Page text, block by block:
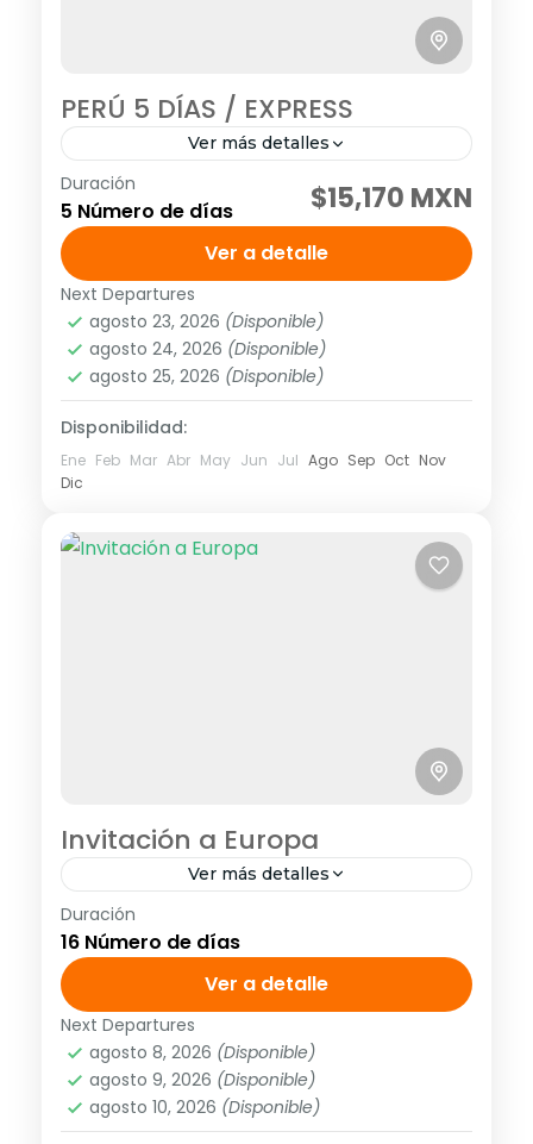
PERÚ 5 DÍAS / EXPRESS
Ver más detalles
Tour grupal
Visitando: Lima, Cusco, Valle Sagrado y
Machu Picchu Salidas: Diarias
(garantizadas con un mínimo de dos
personas adultas) hasta el 20 de
diciembre del 2026....
América, Sudamérica
Media
1 Personas
Duración
5 Número de días $15,170 MXN
Ver a detalle
Next Departures
agosto 23, 2026 (Disponible)
agosto 24, 2026 (Disponible)
agosto 25, 2026 (Disponible)
Disponibilidad:
Ene Feb Mar Abr May Jun Jul Ago Sep Oct Nov
Dic
Invitación a Europa
Ver más detalles
E4076
Europa,Europa Central,Europa Ibérica,Europa
1 Personas
Duración
16 Número de días
Ver a detalle
Next Departures
agosto 8, 2026 (Disponible)
agosto 9, 2026 (Disponible)
agosto 10, 2026 (Disponible)